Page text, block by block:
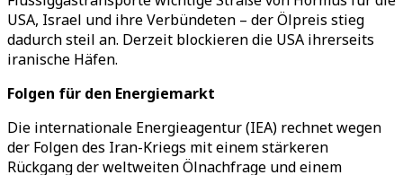
USA, Israel und ihre Verbündeten – der Ölpreis stieg
dadurch steil an. Derzeit blockieren die USA ihrerseits
iranische Häfen.
Folgen für den Energiemarkt
Die internationale Energieagentur (IEA) rechnet wegen
der Folgen des Iran-Kriegs mit einem stärkeren
Rückgang der weltweiten Ölnachfrage und einem